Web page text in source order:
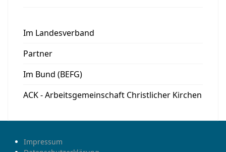
Im Landesverband
Partner
Im Bund (BEFG)
ACK - Arbeitsgemeinschaft Christlicher Kirchen
Impressum